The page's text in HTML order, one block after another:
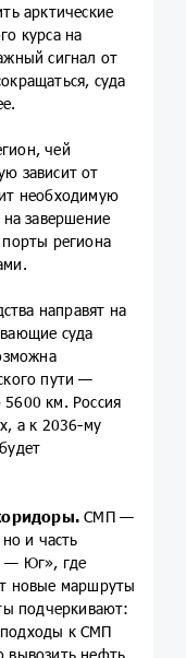
арктические
курса на
сигнал от
суда
чей
зависит от
необходимую
завершение
региона
направят на
суда
пути —
км. Россия
а к 2036‑му
СМП —
и часть
— Юг», где
новые маршруты
подчеркивают:
к СМП
вывозить нефть,